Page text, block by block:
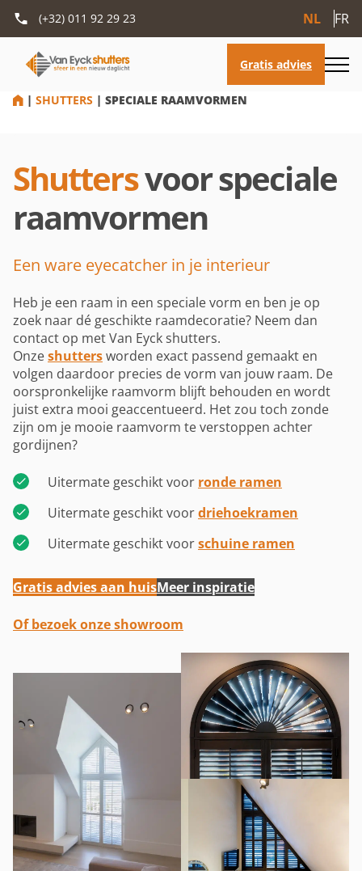
(+32) 011 92 29 23 NL FR
HOME
| SHUTTERS | SPECIALE RAAMVORMEN
Shuttersvoor speciale
raamvormen
Een ware eyecatcher in je interieur
Heb je een raam in een speciale vorm en ben je op
zoek naar dé geschikte raamdecoratie? Neem dan
contact op met Van Eyck shutters.
Onzeshuttersworden exact passend gemaakt en
volgen daardoor precies de vorm van jouw raam. De
oorspronkelijke raamvorm blijft behouden en wordt
juist extra mooi geaccentueerd. Het zou toch zonde
zijn om je mooie raamvorm te verstoppen achter
gordijnen?
Uitermate geschikt voor ronde ramen
Uitermate geschikt voordriehoekramen
Uitermate geschikt voorschuine ramen
Gratis advies aan huisMeer inspiratie
Of bezoek onze showroom